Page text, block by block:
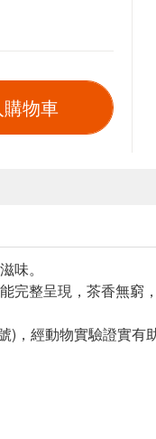
物車
味。
完整呈現，茶香無窮
，經動物實驗證實有